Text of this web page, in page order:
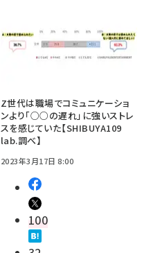
Z世代は職場でコミュニケーショ
ンより「○○の遅れ」に強いストレ
スを感じていた【SHIBUYA109
lab.調べ】
2023年3月17日 8:00
100